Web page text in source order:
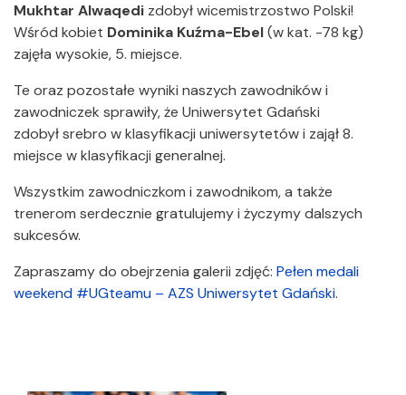
Mukhtar Alwaqedi zdobył wicemistrzostwo Polski!
Wśród kobiet Dominika Kuźma-Ebel(w kat. -78 kg)
zajęła wysokie, 5. miejsce.
Te oraz pozostałe wyniki naszych zawodników i
zawodniczek sprawiły, że Uniwersytet Gdański
zdobył srebro w klasyfikacji uniwersytetów i zajął 8.
miejsce w klasyfikacji generalnej.
Wszystkim zawodniczkom i zawodnikom, a także
trenerom serdecznie gratulujemy i życzymy dalszych
sukcesów.
Zapraszamy do obejrzenia galerii zdjęć: Pełen medali
weekend #UGteamu – AZS Uniwersytet Gdański.